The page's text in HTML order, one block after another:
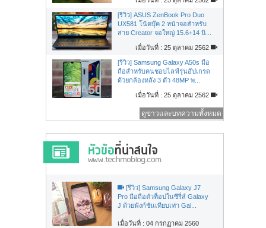
[รีวิว] ASUS ZenBook Pro Duo
UX581 โน้ตบุ๊ค 2 หน้าจอสำหรับ
สาย Creator จอใหญ่ 15.6+14 นิ...
เมื่อวันที่ : 25 ตุลาคม 2562
[รีวิว] Samsung Galaxy A50s มือ
ถือสำหรับคนชอบไลฟ์รุ่นอัปเกรด
ด้วยกล้องหลัง 3 ตัว 48MP พ...
เมื่อวันที่ : 25 ตุลาคม 2562
ดูข่าวและบทความทั้งหมด
[รีวิว] Samsung Galaxy J7
Pro มือถือตัวท็อปในซีรี่ส์ Galaxy
J ด้วยฟังก์ชันเทียบเท่า Gal...
เมื่อวันที่ : 04 กรกฏาคม 2560